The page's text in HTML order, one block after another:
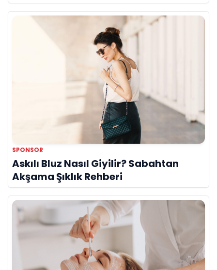
SPONSOR
Askılı Bluz Nasıl Giyilir? Sabahtan
Akşama Şıklık Rehberi